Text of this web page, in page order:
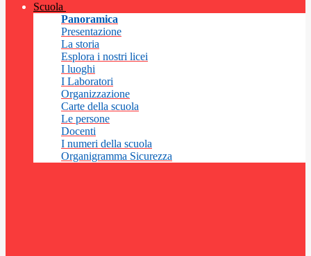
Scuola
Panoramica
Presentazione
La storia
Esplora i nostri licei
I luoghi
I Laboratori
Organizzazione
Carte della scuola
Le persone
Docenti
I numeri della scuola
Organigramma Sicurezza